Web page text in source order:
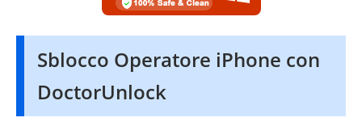
Sblocco Operatore iPhone con
DoctorUnlock